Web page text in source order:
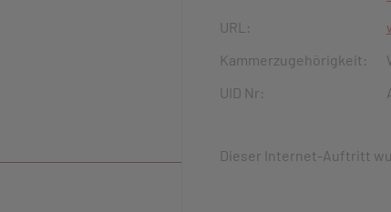
URL:
Kammerzugehörigkeit:
UID Nr:
Dieser Internet-Auftritt